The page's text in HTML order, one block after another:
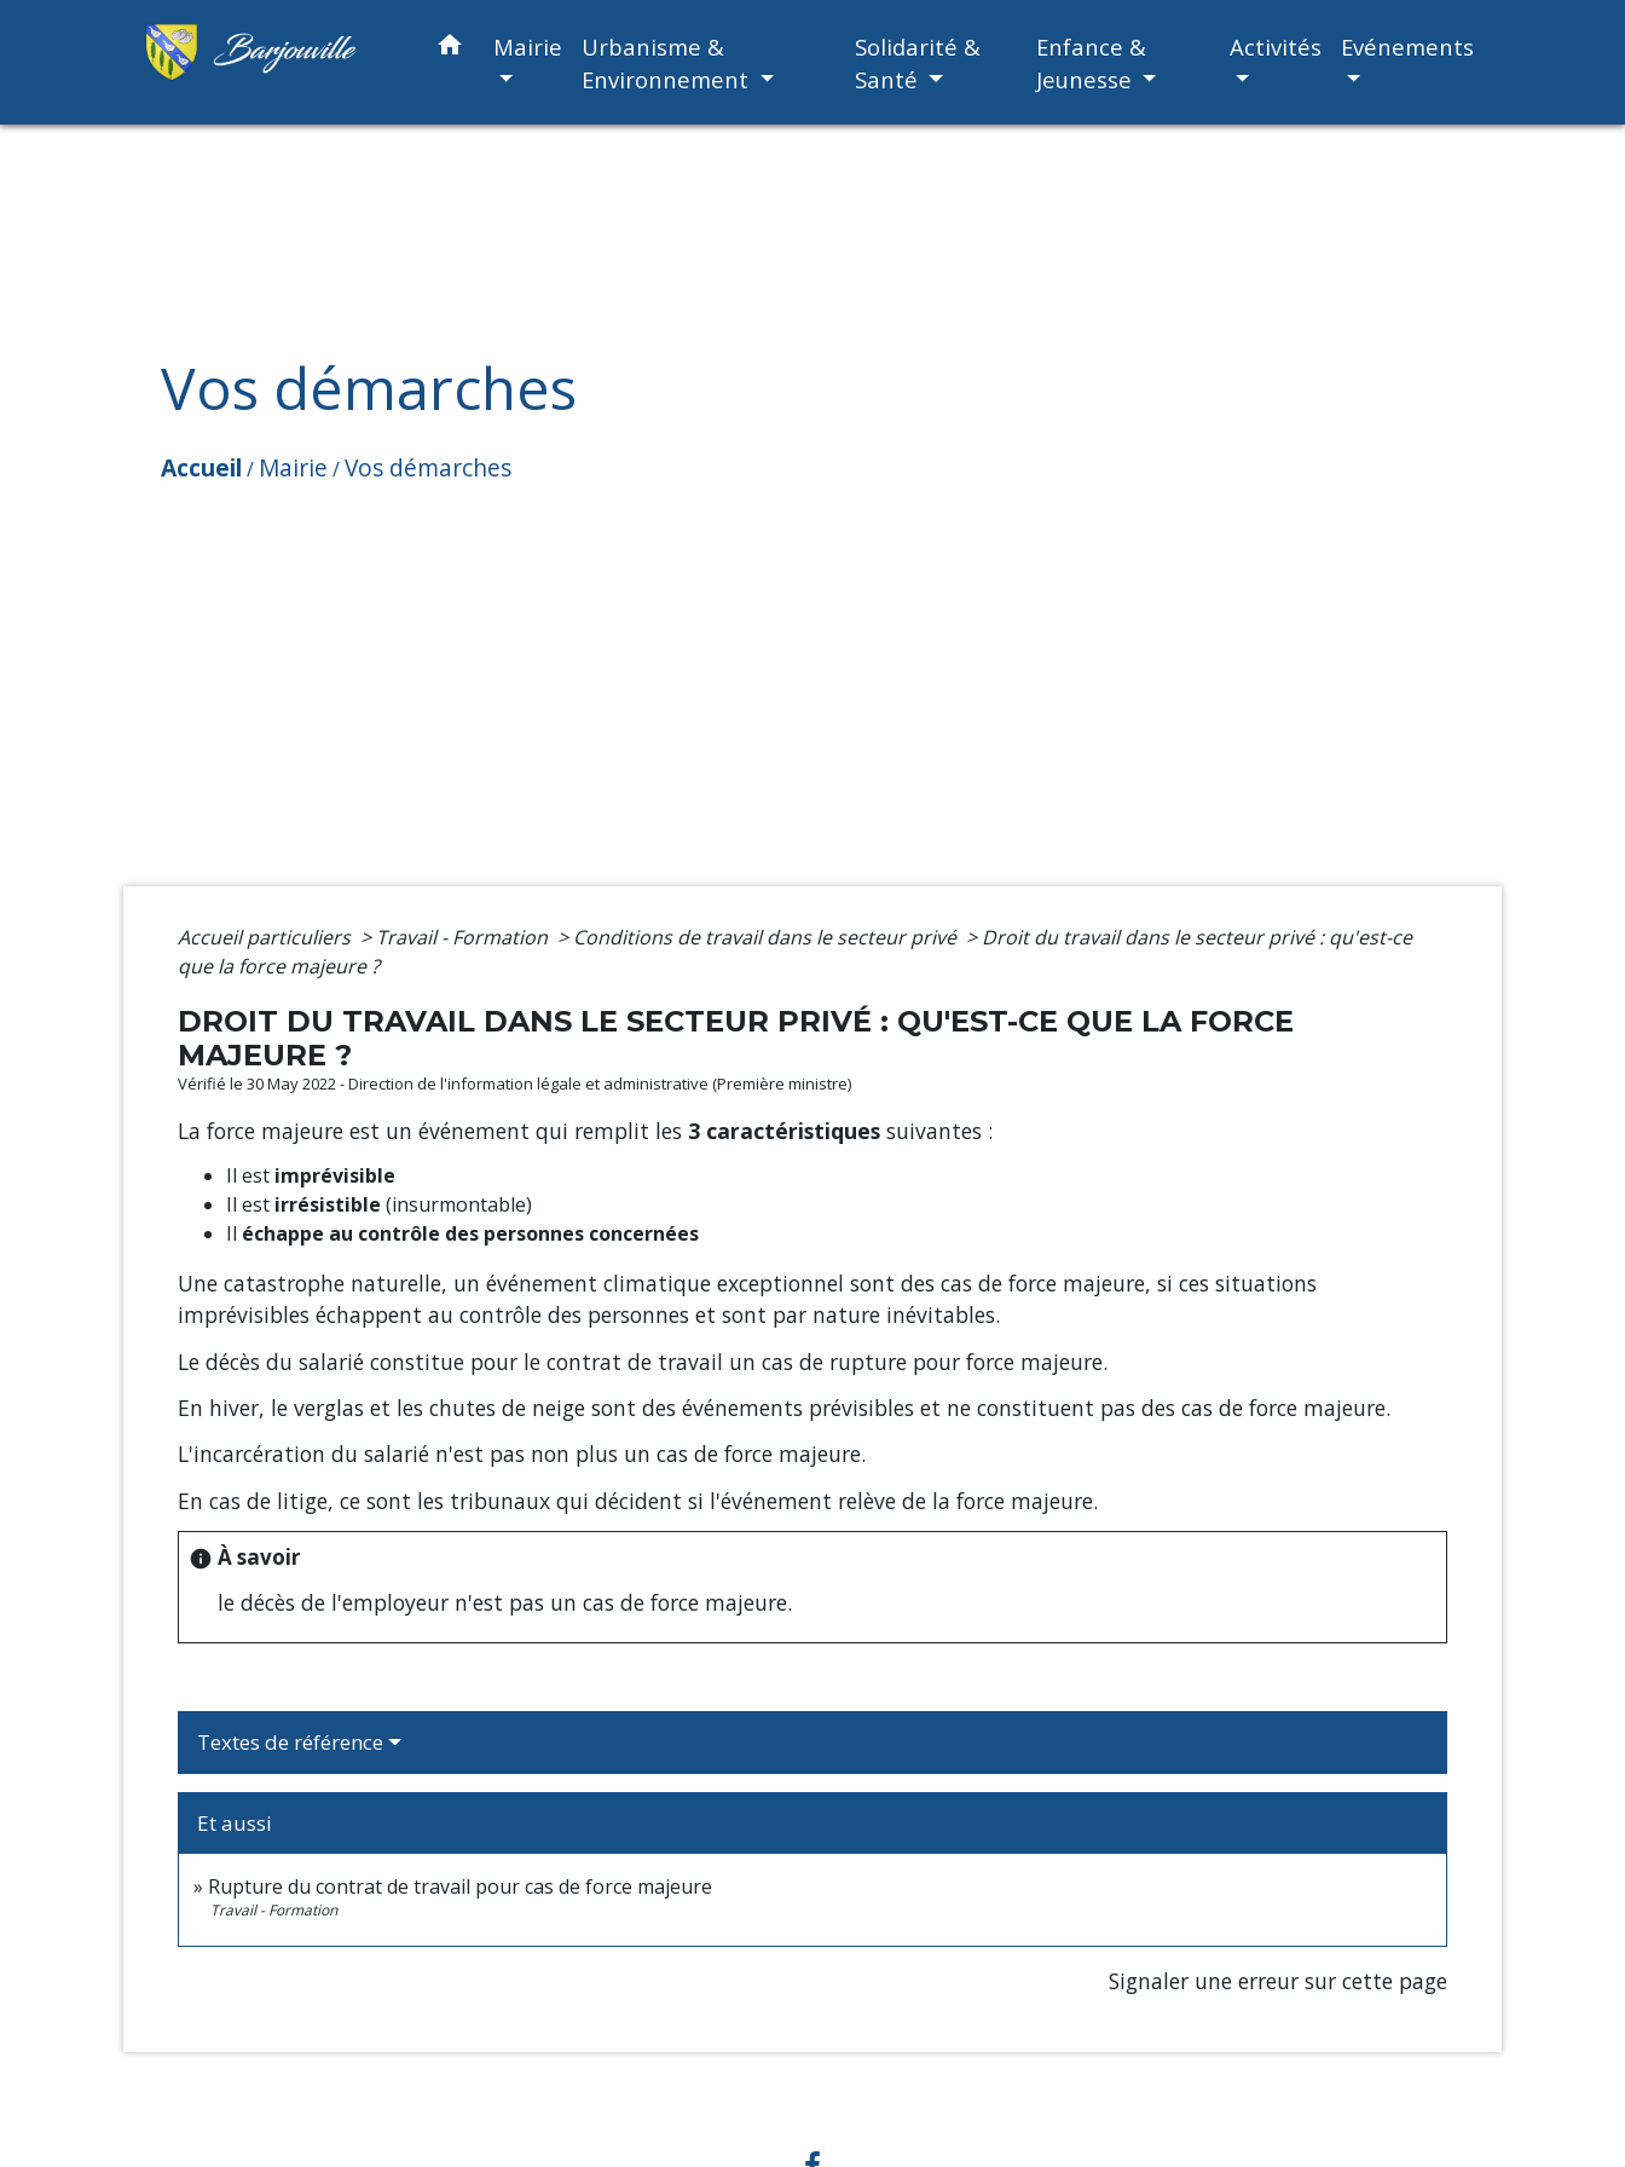
home Mairie
Urbanisme &
Environnement
Solidarité &
Santé
Enfance &
Jeunesse
Activités Evénements
Vos démarches
Accueil / Mairie /Vos démarches
Accueil particuliers > Travail - Formation > Conditions de travail dans le secteur privé > Droit du travail dans le secteur privé : qu'est-ce
que la force majeure ?
DROIT DU TRAVAIL DANS LE SECTEUR PRIVÉ : QU'EST-CE QUE LA FORCE
MAJEURE ?
Vérifié le 30 May 2022 - Direction de l'information légale et administrative (Première ministre)
La force majeure est un événement qui remplit les 3 caractéristiques suivantes :
Il est imprévisible
Il est irrésistible (insurmontable)
Il échappe au contrôle des personnes concernées
Une catastrophe naturelle, un événement climatique exceptionnel sont des cas de force majeure, si ces situations
imprévisibles échappent au contrôle des personnes et sont par nature inévitables.
Le décès du salarié constitue pour le contrat de travail un cas de rupture pour force majeure.
En hiver, le verglas et les chutes de neige sont des événements prévisibles et ne constituent pas des cas de force majeure.
L'incarcération du salarié n'est pas non plus un cas de force majeure.
En cas de litige, ce sont les tribunaux qui décident si l'événement relève de la force majeure.
info À savoir
le décès de l'employeur n'est pas un cas de force majeure.
Textes de référence
Et aussi
Rupture du contrat de travail pour cas de force majeure
Travail - Formation
Signaler une erreur sur cette page